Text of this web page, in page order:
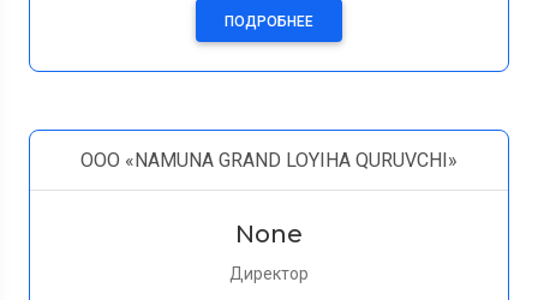
ПОДРОБНЕЕ
OOO «NAMUNA GRAND LOYIHA QURUVCHI»
None
Директор